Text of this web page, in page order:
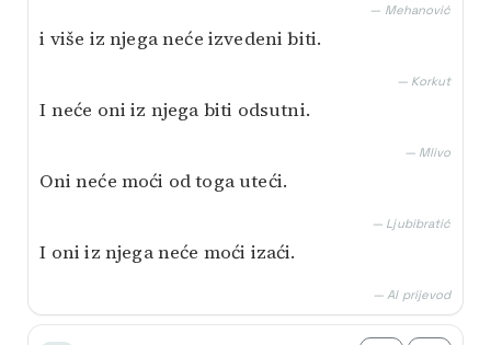
— Mehanović
i više iz njega neće izvedeni biti.
— Korkut
I neće oni iz njega biti odsutni.
— Mlivo
Oni neće moći od toga uteći.
— Ljubibratić
I oni iz njega neće moći izaći.
— AI prijevod